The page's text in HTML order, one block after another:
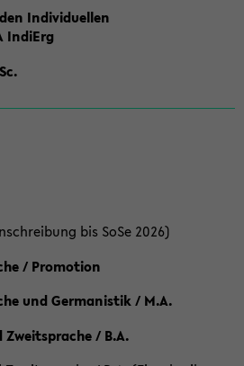
Individuellen
IndiErg
bis SoSe 2026)
/ Promotion
und Germanistik / M.A.
/ B.A.